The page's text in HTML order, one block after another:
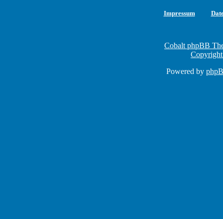
Impressum
Cobalt phpBB
Powered by